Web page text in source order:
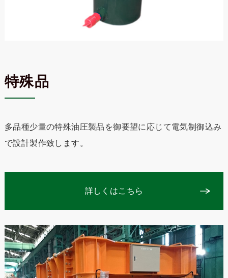
特殊品
多品種少量の特殊油圧製品を御要望に応じて電気制御込み
で設計製作致します。
詳しくはこちら